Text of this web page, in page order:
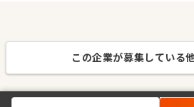
この企業が募集している